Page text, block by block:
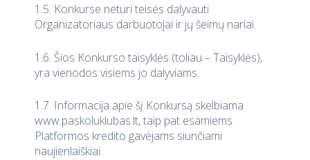
1.5. Konkurse neturi teisės dalyvauti
Organizatoriaus darbuotojai ir jų šeimų nariai.
1.6. Šios Konkurso taisyklės (toliau – Taisyklės),
yra vienodos visiems jo dalyviams.
1.7. Informacija apie šį Konkursą skelbiama
www.paskoluklubas.lt, taip pat esamiems
Platformos kredito gavėjams siunčiami
naujienlaiškiai.